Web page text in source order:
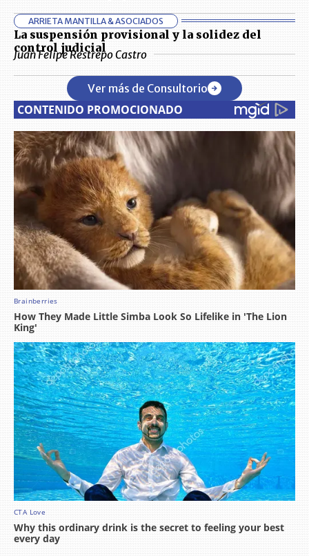
ARRIETA MANTILLA & ASOCIADOS
La suspensión provisional y la solidez del
control judicial
Juan Felipe Restrepo Castro
Ver más de Consultorio